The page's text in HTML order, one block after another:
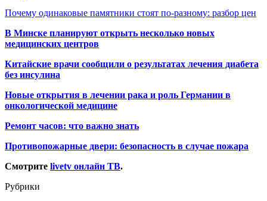
Почему одинаковые памятники стоят по-разному: разбор цен
В Минске планируют открыть несколько новых
медицинских центров
Китайские врачи сообщили о результатах лечения диабета
без инсулина
Новые открытия в лечении рака и роль Германии в
онкологической медицине
Ремонт часов: что важно знать
Противопожарные двери: безопасность в случае пожара
Смотрите livetv онлайн ТВ.
Рубрики